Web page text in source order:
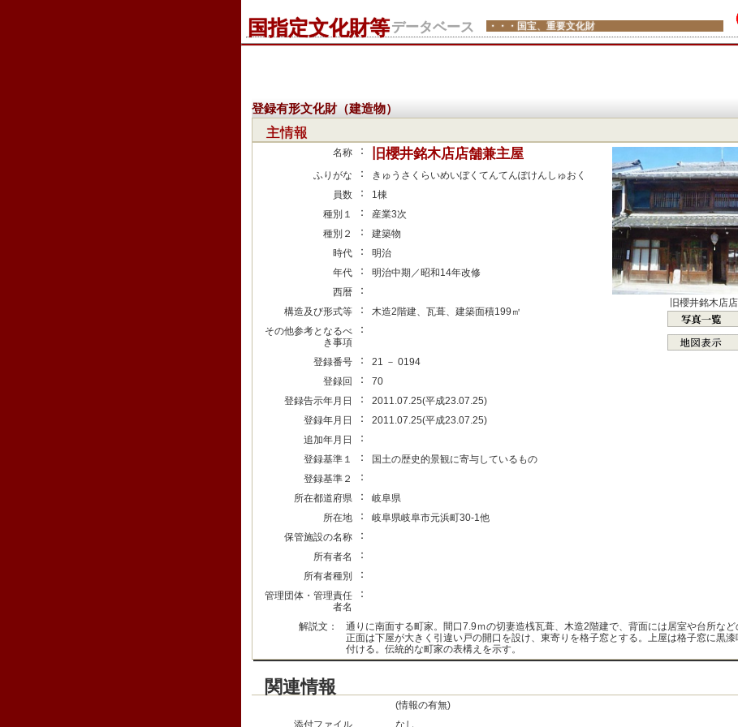
国指定文化財等データベース ・・・国宝、重要文化財
登録有形文化財（建造物）
主情報
名称 ： 旧櫻井銘木店店舗兼主屋
ふりがな ：
きゅうさくらいめいぼくてんてんぽけんしゅおく
員数
：
1棟
種別１
：
産業3次
種別２
：
建築物
時代
：
明治
年代
：
明治中期／昭和14年改修
西暦
：
構造及び形式等 ：
木造2階建、瓦葺、建築面積199㎡
その他参考となるべ
き事項
：
登録番号 ：
21 － 0194
登録回
：
70
登録告示年月日
：
2011.07.25(平成23.07.25)
登録年月日
：
2011.07.25(平成23.07.25)
追加年月日
：
登録基準１ ：
国土の歴史的景観に寄与しているもの
登録基準２
：
所在都道府県 ：
岐阜県
所在地
：
岐阜県岐阜市元浜町30-1他
保管施設の名称
：
所有者名 ：
所有者種別 ：
管理団体・管理責任
者名
：
旧櫻井銘木店
解説文：
通りに南面する町家。間口7.9ｍの切妻造桟瓦葺、木造2階建で、背面には居室や台所など
正面は下屋が大きく引違い戸の開口を設け、東寄りを格子窓とする。上屋は格子窓に黒
付ける。伝統的な町家の表構えを示す。
関連情報
(情報の有無)
添付ファイル
なし